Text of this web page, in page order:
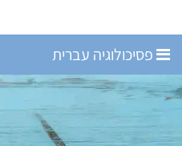
פסיכולוגיה עברית